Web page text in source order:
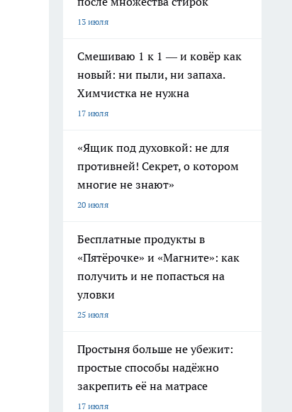
13 июля
Смешиваю 1 к 1 — и ковёр как
новый: ни пыли, ни запаха.
Химчистка не нужна
17 июля
«Ящик под духовкой: не для
противней! Секрет, о котором
многие не знают»
20 июля
Бесплатные продукты в
«Пятёрочке» и «Магните»: как
получить и не попасться на
уловки
25 июля
Простыня больше не убежит:
простые способы надёжно
закрепить её на матрасе
17 июля